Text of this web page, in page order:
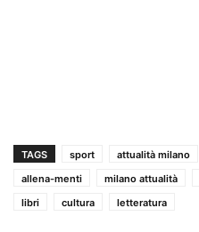
TAGS sport attualità milano
allena-menti
milano attualità
libri
cultura letteratura